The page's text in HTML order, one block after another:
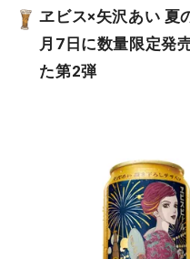
ヱビス×矢沢あい 夏
月7日に数量限定発
た第2弾